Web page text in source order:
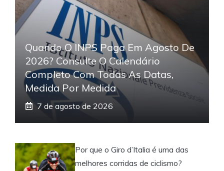
Quando O INPS Paga Em Agosto De
2026? Consulte O Calendário
Completo Com Todas As Datas,
Medida Por Medida
7 de agosto de 2026
Por que o Giro d’Italia é uma das
melhores corridas de ciclismo?